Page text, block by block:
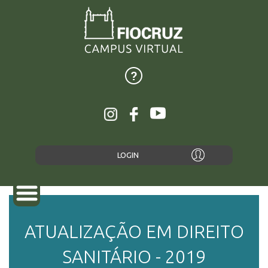
LOGIN
ATUALIZAÇÃO EM DIREITO
SANITÁRIO - 2019